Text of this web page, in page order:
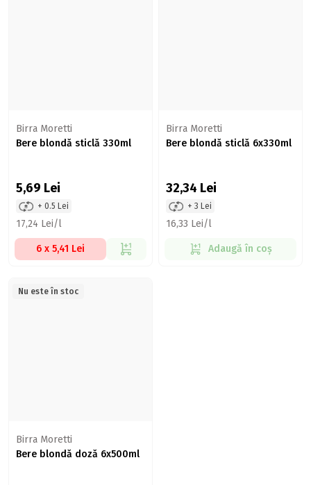
Birra Moretti
Bere blondă sticlă 330ml
5,69 Lei
+ 0.5 Lei
17,24 Lei/l
6 x 5,41 Lei
Birra Moretti
Bere blondă sticlă 6x330ml
32,34 Lei
+ 3 Lei
16,33 Lei/l
Adaugă în coș
Nu este în stoc
Birra Moretti
Bere blondă doză 6x500ml